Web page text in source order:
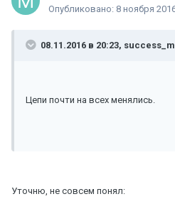
Опубликовано: 8 ноября
08.11.2016 в 20:23,
Цепи почти на всех менялись.
Уточню, не совсем понял: